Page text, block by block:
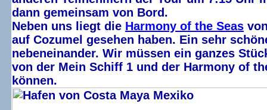
dann gemeinsam von Bord.
Neben uns liegt die Harmony of the Seas
auf Cozumel gesehen haben. Ein sehr
nebeneinander. Wir müssen ein ganzes
von der Mein Schiff 1 und der Harmony of
können.